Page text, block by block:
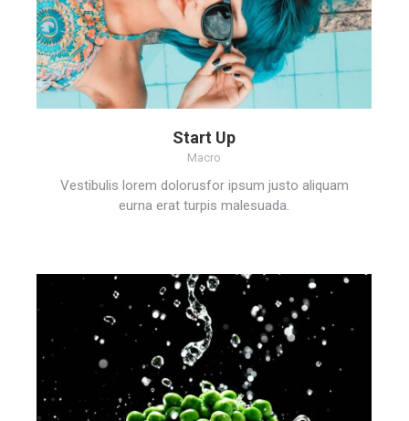
Start Up
Macro
Vestibulis lorem dolorusfor ipsum justo aliquam
eurna erat turpis malesuada.